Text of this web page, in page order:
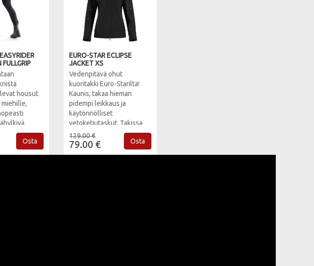
housut
Osta
EURO-STAR ECLIPSE
JACKET XS
Vedenpitävä ohut
kuoritakki Euro-Starilta!
Kaunis, takaa hieman
pidempi leikkaus ja
käytönnölliset
vetoketjutaskut. Takissa
huppu, jonka saa
piilotettua kaulukseen. 10
129.00 €
79.00 € Osta